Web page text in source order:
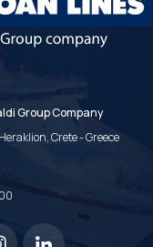
Group Company
Heraklion, Crete - Greece